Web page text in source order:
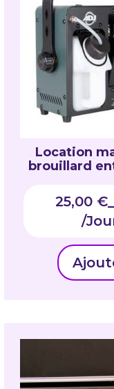
Location
brouillard
25,00 €